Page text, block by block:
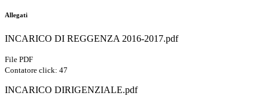
Allegati
INCARICO DI REGGENZA 2016-2017.pdf
File PDF
Contatore click: 47
INCARICO DIRIGENZIALE.pdf